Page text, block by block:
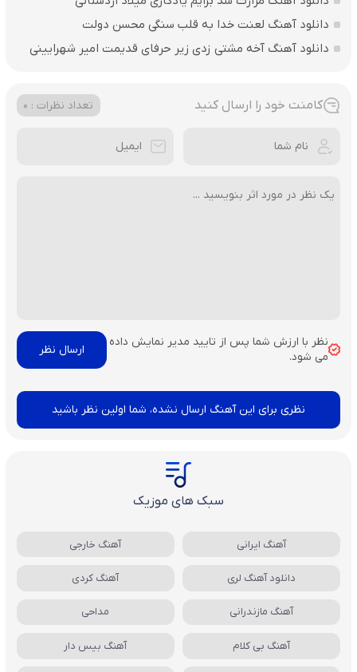
دانلود آهنگ لعنت خدا به قلب سنگی محسن دولت
دانلود آهنگ آخه مشتی زدی زیر حرفای قدیمت امیر شهرایینی
کامنت خود را ارسال کنید تعداد نظرات : 0
نظر با ارزش شما پس از تایید مدیر نمایش داده
می شود.
نظری برای این آهنگ ارسال نشده، شما اولین نظر باشید
سبک های موزیک
آهنگ ایرانی آهنگ خارجی
دانلود آهنگ لری آهنگ کردی
آهنگ مازندرانی مداحی
آهنگ بی کلام آهنگ بیس دار